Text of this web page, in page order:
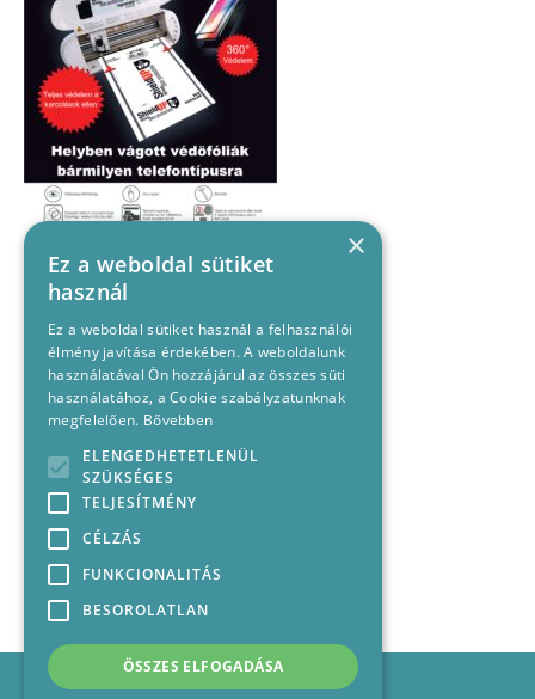
Impresszum
×
Ez a weboldal sütiket
használ
Ez a weboldal sütiket használ a felhasználói
élmény javítása érdekében. A weboldalunk
használatával Ön hozzájárul az összes süti
használatához, a Cookie szabályzatunknak
megfelelően. Bővebben
ELENGEDHETETLENÜL
SZÜKSÉGES
TELJESÍTMÉNY
CÉLZÁS
FUNKCIONALITÁS
BESOROLATLAN
ÖSSZES ELFOGADÁSA